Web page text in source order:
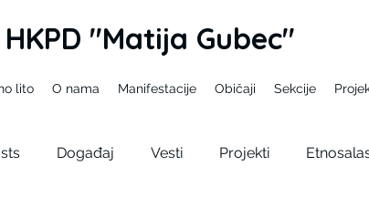
HKPD "Matija Gubec"
lito O nama Manifestacije Običaji Sekcije
Događaj Vesti Projekti